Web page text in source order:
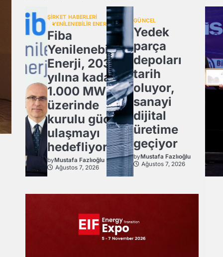
ŞİRKET HABERLERİ
YENİLENEBİLİR ENERJİ
Fiba
Yenilenebilir
Enerji, 2030
yılına kadar
1.000 MW
üzerinde
kurulu güce
ulaşmayı
hedefliyor
byMustafa Fazlıoğlu
Ağustos 7, 2026
GÜNCEL
Yedek
parça
depoları
tarih
oluyor,
sanayi
dijital
üretime
geçiyor
byMustafa Fazlıoğlu
Ağustos 7, 2026